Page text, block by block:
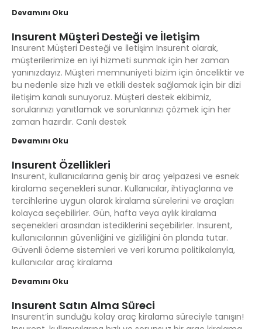
Devamını Oku
Insurent Müşteri Desteği ve İletişim
Insurent Müşteri Desteği ve İletişim Insurent olarak,
müşterilerimize en iyi hizmeti sunmak için her zaman
yanınızdayız. Müşteri memnuniyeti bizim için önceliktir ve
bu nedenle size hızlı ve etkili destek sağlamak için bir dizi
iletişim kanalı sunuyoruz. Müşteri destek ekibimiz,
sorularınızı yanıtlamak ve sorunlarınızı çözmek için her
zaman hazırdır. Canlı destek
Devamını Oku
Insurent Özellikleri
Insurent, kullanıcılarına geniş bir araç yelpazesi ve esnek
kiralama seçenekleri sunar. Kullanıcılar, ihtiyaçlarına ve
tercihlerine uygun olarak kiralama sürelerini ve araçları
kolayca seçebilirler. Gün, hafta veya aylık kiralama
seçenekleri arasından istediklerini seçebilirler. Insurent,
kullanıcılarının güvenliğini ve gizliliğini ön planda tutar.
Güvenli ödeme sistemleri ve veri koruma politikalarıyla,
kullanıcılar araç kiralama
Devamını Oku
Insurent Satın Alma Süreci
Insurent’in sunduğu kolay araç kiralama süreciyle tanışın!